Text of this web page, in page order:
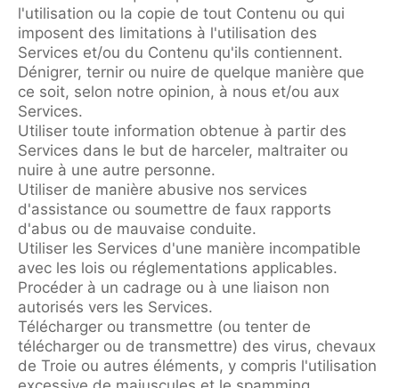
l'utilisation ou la copie de tout Contenu ou qui
imposent des limitations à l'utilisation des
Services et/ou du Contenu qu'ils contiennent.
Dénigrer, ternir ou nuire de quelque manière que
ce soit, selon notre opinion, à nous et/ou aux
Services.
Utiliser toute information obtenue à partir des
Services dans le but de harceler, maltraiter ou
nuire à une autre personne.
Utiliser de manière abusive nos services
d'assistance ou soumettre de faux rapports
d'abus ou de mauvaise conduite.
Utiliser les Services d'une manière incompatible
avec les lois ou réglementations applicables.
Procéder à un cadrage ou à une liaison non
autorisés vers les Services.
Télécharger ou transmettre (ou tenter de
télécharger ou de transmettre) des virus, chevaux
de Troie ou autres éléments, y compris l'utilisation